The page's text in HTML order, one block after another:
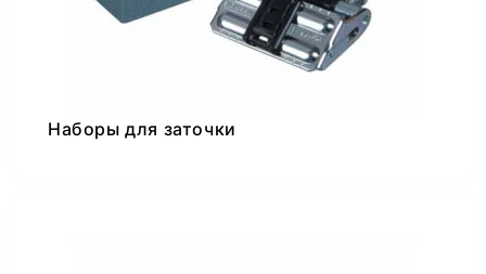
Наборы для заточки